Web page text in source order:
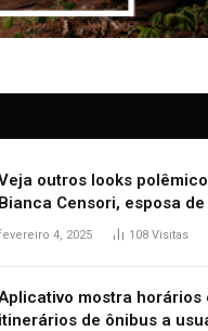
outros looks
Bianca Censori, esposa de
West que apareceu nua no
4, 2025 108 Visitas
mostra horários
itinerários de ônibus a